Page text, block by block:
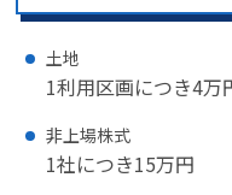
土地
1利用区画につき4万
非上場株式
1社につき15万円